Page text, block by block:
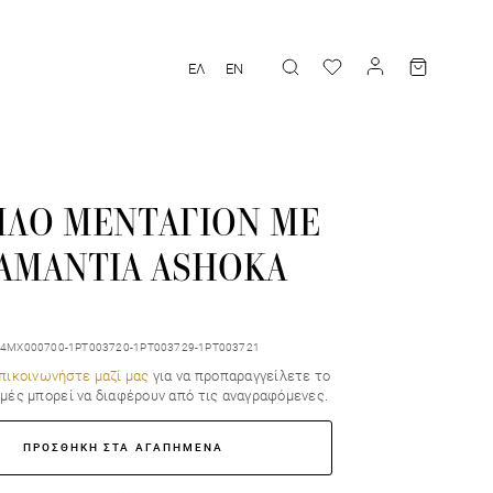
ΕΛ EN
ΜΕΝΤΑΓΙΟΝ ΜΕ
ASHOKA
4MX000700-1PT003720-1PT003729-1PT003721
μαζί μας για να προπαραγγείλετε το
μπορεί να διαφέρουν από τις αναγραφόμενες.
ΠΡΟΣΘΗΚΗ ΣΤΑ ΑΓΑΠΗΜΕΝΑ